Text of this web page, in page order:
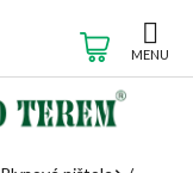
KOŠÍK